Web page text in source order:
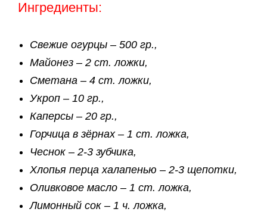
Ингредиенты:
Свежие огурцы – 500 гр.,
Майонез – 2 ст. ложки,
Сметана – 4 ст. ложки,
Укроп – 10 гр.,
Каперсы – 20 гр.,
Горчица в зёрнах – 1 ст. ложка,
Чеснок – 2-3 зубчика,
Хлопья перца халапенью – 2-3 щепотки,
Оливковое масло – 1 ст. ложка,
Лимонный сок – 1 ч. ложка,